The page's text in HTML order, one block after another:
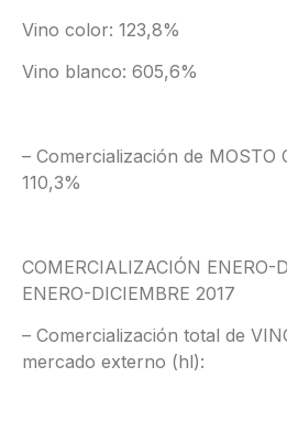
Vino color: 123,8%
Vino blanco: 605,6%
– Comercialización de MOSTO
110,3%
COMERCIALIZACIÓN ENERO-
ENERO-DICIEMBRE 2017
– Comercialización total de
mercado externo (hl):